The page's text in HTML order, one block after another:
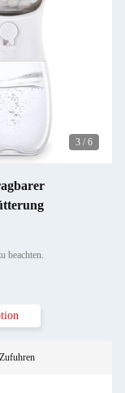
3 / 6
beachten.